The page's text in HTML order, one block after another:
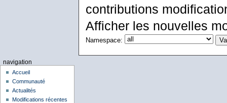
contributions
Afficher les nouvelles
Namespace:
navigation
Accueil
Communauté
Actualités
Modifications récentes